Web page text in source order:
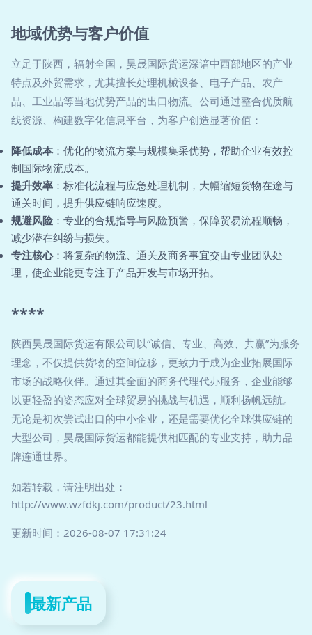
地域优势与客户价值
立足于陕西，辐射全国，昊晟国际货运深谙中西部地区的产业
特点及外贸需求，尤其擅长处理机械设备、电子产品、农产
品、工业品等当地优势产品的出口物流。公司通过整合优质航
线资源、构建数字化信息平台，为客户创造显著价值：
降低成本 ：优化的物流方案与规模集采优势，帮助企业有效控
制国际物流成本。
提升效率 ：标准化流程与应急处理机制，大幅缩短货物在途与
通关时间，提升供应链响应速度。
规避风险 ：专业的合规指导与风险预警，保障贸易流程顺畅，
减少潜在纠纷与损失。
专注核心：将复杂的物流、通关及商务事宜交由专业团队处
理，使企业能更专注于产品开发与市场开拓。
****
陕西昊晟国际货运有限公司以“诚信、专业、高效、共赢”为服务
理念，不仅提供货物的空间位移，更致力于成为企业拓展国际
市场的战略伙伴。通过其全面的商务代理代办服务，企业能够
以更轻盈的姿态应对全球贸易的挑战与机遇，顺利扬帆远航。
无论是初次尝试出口的中小企业，还是需要优化全球供应链的
大型公司，昊晟国际货运都能提供相匹配的专业支持，助力品
牌连通世界。
如若转载，请注明出处：
http://www.wzfdkj.com/product/23.html
更新时间：2026-08-07 17:31:24
最新产品